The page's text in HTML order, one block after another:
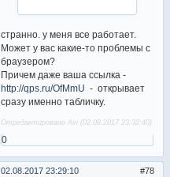
странно. у меня все работает.
Может у вас какие-то проблемы с
браузером?
Причем даже ваша ссылка -
http://qps.ru/OfMmU - открывает
сразу именно табличку.
Отредактировано Avi (02.08.2017 23:32:40)
0
78
02.08.2017 23:29:10